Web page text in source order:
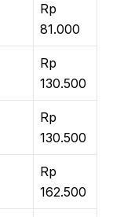
Rp
81.000
Rp
130.500
Rp
130.500
Rp
162.500